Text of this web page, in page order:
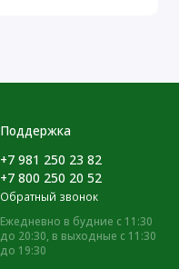
Поддержка
+7 981 250 23 82
+7 800 250 20 52
Обратный звонок
Ежедневно в будние с 11:30
до 20:30, в выходные с 11:30
до 19:30